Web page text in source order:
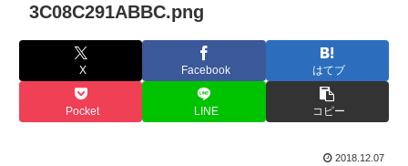
3C08C291ABBC.png
X Facebook はてブ
Pocket LINE コピー
2018.12.07